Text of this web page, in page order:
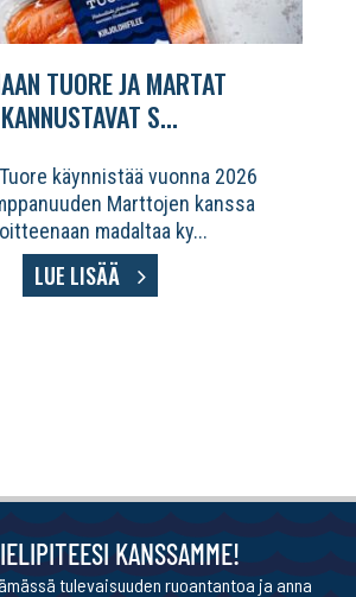
TUORE JA MARTAT
KANNUSTAVAT S...
käynnistää vuonna 2026
Marttojen kanssa
madaltaa ky...
LUE LISÄÄ
KANSSAMME!
tulevaisuuden ruoantantoa ja anna